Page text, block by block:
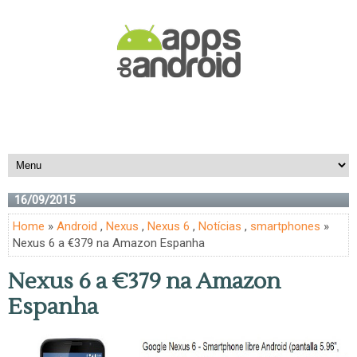
16/09/2015
Home » Android , Nexus , Nexus 6 , Notícias , smartphones »
Nexus 6 a €379 na Amazon Espanha
Nexus 6 a €379 na Amazon
Espanha